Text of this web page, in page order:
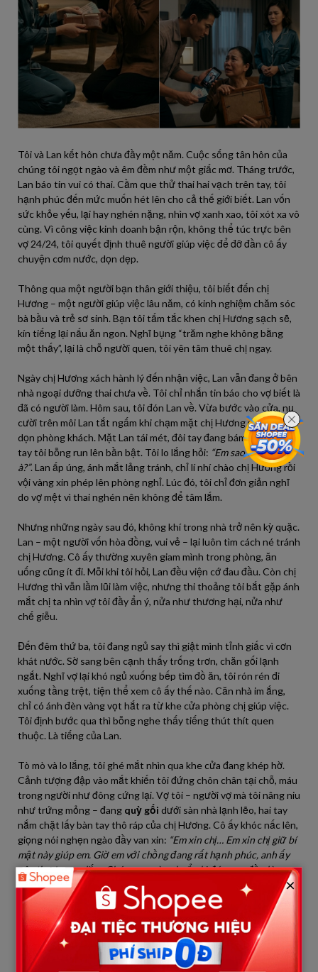
Tôi và Lan kết hôn chưa đầy một năm. Cuộc sống tân hôn của
chúng tôi ngọt ngào và êm đềm như một giấc mơ. Tháng trước,
Lan báo tin vui có thai. Cầm que thử thai hai vạch trên tay, tôi
hạnh phúc đến mức muốn hét lên cho cả thế giới biết. Lan vốn
sức khỏe yếu, lại hay nghén nặng, nhìn vợ xanh xao, tôi xót xa vô
cùng. Vì công việc kinh doanh bận rộn, không thể túc trực bên
vợ 24/24, tôi quyết định thuê người giúp việc để đỡ đần cô ấy
chuyện cơm nước, dọn dẹp.
Thông qua một người bạn thân giới thiệu, tôi biết đến chị
Hương – một người giúp việc lâu năm, có kinh nghiệm chăm sóc
bà bầu và trẻ sơ sinh. Bạn tôi tấm tắc khen chị Hương sạch sẽ,
kín tiếng lại nấu ăn ngon. Nghĩ bụng “trăm nghe không bằng
một thấy”, lại là chỗ người quen, tôi yên tâm thuê chị ngay.
Ngày chị Hương xách hành lý đến nhận việc, Lan vẫn đang ở bên
nhà ngoại dưỡng thai chưa về. Tôi chỉ nhắn tin báo cho vợ biết là
đã có người làm. Hôm sau, tôi đón Lan về. Vừa bước vào cửa, nụ
cười trên môi Lan tắt ngấm khi chạm mặt chị Hương đang lau
dọn phòng khách. Mặt Lan tái mét, đôi tay đang bám vào cánh
tay tôi bỗng run lên bần bật. Tôi lo lắng hỏi: “Em sao thế? Mệt
à?”. Lan ấp úng, ánh mắt lảng tránh, chỉ lí nhí chào chị Hương rồi
vội vàng xin phép lên phòng nghỉ. Lúc đó, tôi chỉ đơn giản nghĩ
do vợ mệt vì thai nghén nên không để tâm lắm.
Nhưng những ngày sau đó, không khí trong nhà trở nên kỳ quặc.
Lan – một người vốn hòa đồng, vui vẻ – lại luôn tìm cách né tránh
chị Hương. Cô ấy thường xuyên giam mình trong phòng, ăn
uống cũng ít đi. Mỗi khi tôi hỏi, Lan đều viện cớ đau đầu. Còn chị
Hương thì vẫn lầm lũi làm việc, nhưng thi thoảng tôi bắt gặp ánh
mắt chị ta nhìn vợ tôi đầy ẩn ý, nửa như thương hại, nửa như
chế giễu.
Đến đêm thứ ba, tôi đang ngủ say thì giật mình tỉnh giấc vì cơn
khát nước. Sờ sang bên cạnh thấy trống trơn, chăn gối lạnh
ngắt. Nghĩ vợ lại khó ngủ xuống bếp tìm đồ ăn, tôi rón rén đi
xuống tầng trệt, tiện thể xem cô ấy thế nào. Căn nhà im ắng,
chỉ có ánh đèn vàng vọt hắt ra từ khe cửa phòng chị giúp việc.
Tôi định bước qua thì bỗng nghe thấy tiếng thút thít quen
thuộc. Là tiếng của Lan.
Tò mò và lo lắng, tôi ghé mắt nhìn qua khe cửa đang khép hờ.
Cảnh tượng đập vào mắt khiến tôi đứng chôn chân tại chỗ, máu
trong người như đông cứng lại. Vợ tôi – người vợ mà tôi nâng niu
như trứng mỏng – đang quỳ gối dưới sàn nhà lạnh lẽo, hai tay
nắm chặt lấy bàn tay thô ráp của chị Hương. Cô ấy khóc nấc lên,
giọng nói nghẹn ngào đầy van xin: “Em xin chị… Em xin chị giữ bí
mật này giúp em. Giờ em với chồng đang rất hạnh phúc, anh ấy
yêu thương em lắm. Chúng em còn chuẩn bị đón con đầu lòng.
Chuyện cũ qua rồi, em hối hận lắm rồi… Chị cầm lấy số tiền này
đi, coi như em xin chị im lặng.”
Tôi thấy chị Hương cầm xấp tiền dày cộp, thở dài rồi gật
“Thôi được rồi, cô đứng lên đi. Bầu bí mà quỳ thế này động
thai đấy. Tôi sẽ không nói gì đâu.”Tôi lảo đảo lùi lại, cố gắng
×